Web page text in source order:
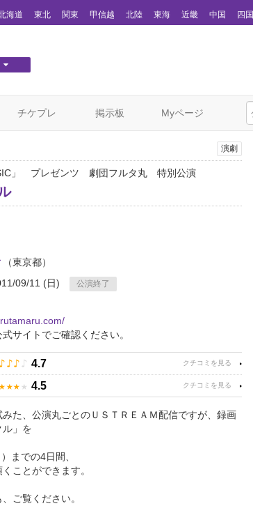
海道 東北 関東 甲信越 北陸 東海 近畿 中国 四国
チケプレ 掲示板 Myページ
演劇
」 プレゼンツ 劇団フルタ丸 特別公演
（東京都）
09/11 (日)
公演終了
サイトでご確認ください。
♪ ♪ ♪ ♪ 4.7
★ ★ ★ ★ 4.5
みた、公演丸ごとのＵＳＴＲＥＡＭ配信ですが、録画
ル」を
までの4日間、
ことができます。
ご覧ください。